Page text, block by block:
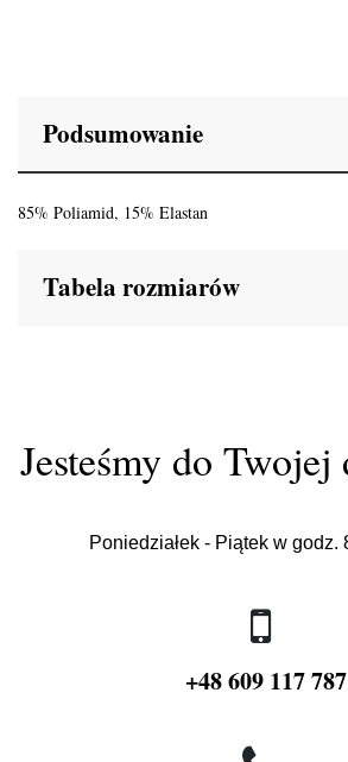
Podsumowanie
85% Poliamid, 15% Elastan
Tabela rozmiarów
Jesteśmy do
Poniedziałek - Piątek w godz.
+48 609 117 787